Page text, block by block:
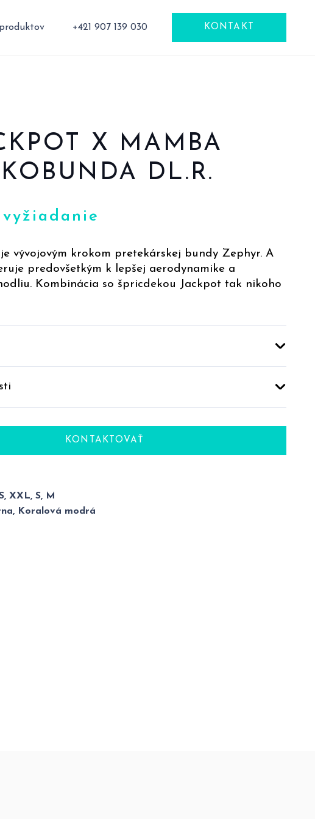
+421 907 139 030 KONTAKT
X MAMBA
DL.R.
vývojovým krokom pretekárskej bundy Zephyr. A
predovšetkým k lepšej aerodynamike a
Kombinácia so špricdekou Jackpot tak nikoho
KONTAKTOVAŤ
XXL, S, M
Koralová modrá